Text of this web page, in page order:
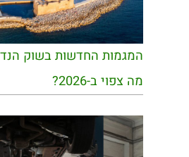
המגמות החדשות בשוק
מה צפוי ב-2026?